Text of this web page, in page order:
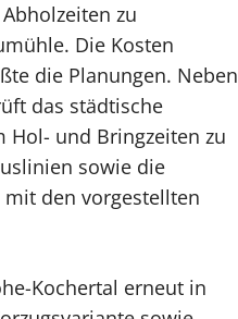
zu
Die Kosten
die Planungen. Neben
das städtische
Hol- und Bringzeiten zu
sowie die
den vorgestellten
Kochertal erneut in